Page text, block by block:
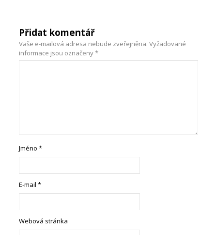
Přidat komentář
Vaše e-mailová adresa nebude zveřejněna. Vyžadované
informace jsou označeny*
Jméno*
E-mail*
Webová stránka